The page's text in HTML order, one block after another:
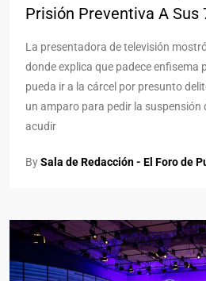
Prisión Preventiva A Sus
La presentadora de televisión
donde explica que padece enfisema
pueda ir a la cárcel por presunto
un amparo para pedir la suspensión
acudir
BySala de Redacción - El Foro de